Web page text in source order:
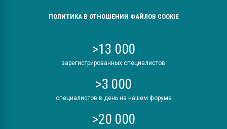
ПОЛИТИКА В ОТНОШЕНИИ ФАЙЛОВ COOKIE
>13 000
зарегистрированных специалистов
>3 000
специалистов в день на нашем форуме
>20 000